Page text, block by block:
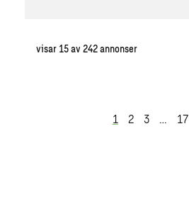
visar 15av242annonser
1 2 3 … 17